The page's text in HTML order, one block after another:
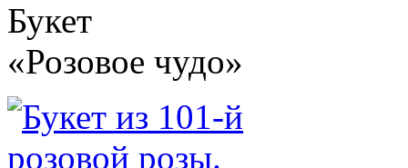
Букет
«Розовое чудо»